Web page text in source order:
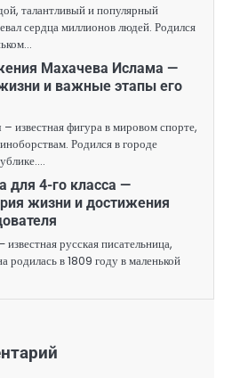
талантливый и популярный
сердца миллионов людей. Родился
Махачева Ислама —
и важные этапы его
известная фигура в мировом спорте,
Родился в городе
для 4-го класса —
жизни и достижения
русская писательница,
родилась в 1809 году в маленькой